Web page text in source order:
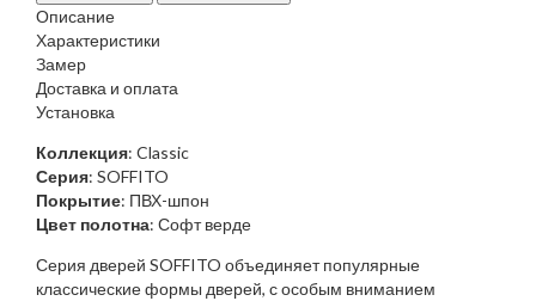
Описание
Характеристики
Замер
Доставка и оплата
Установка
Коллекция: Classic
Серия: SOFFITO
Покрытие: ПВХ-шпон
Цвет полотна: Софт верде
Серия дверей SOFFITO объединяет популярные
классические формы дверей, с особым вниманием